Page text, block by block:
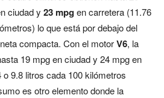
ciudad y 23 mpgen carretera (11.76
lo que está por debajo del
compacta. Con el motorV6, la
19 mpg en ciudad y 24 mpg en
9.8 litros cada 100 kilómetros
es otro elemento donde la